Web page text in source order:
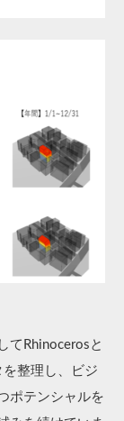
て​Rhinocerosと​
整理し、​ビジ
ポテンシャルを​​